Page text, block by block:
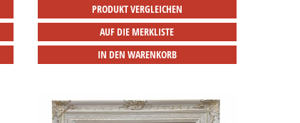
PRODUKT VERGLEICHEN
AUF DIE MERKLISTE
IN DEN WARENKORB